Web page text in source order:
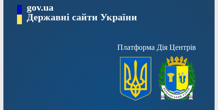
Перейтиgov.ua
Державні сайти України
Платформа Дія Центрів